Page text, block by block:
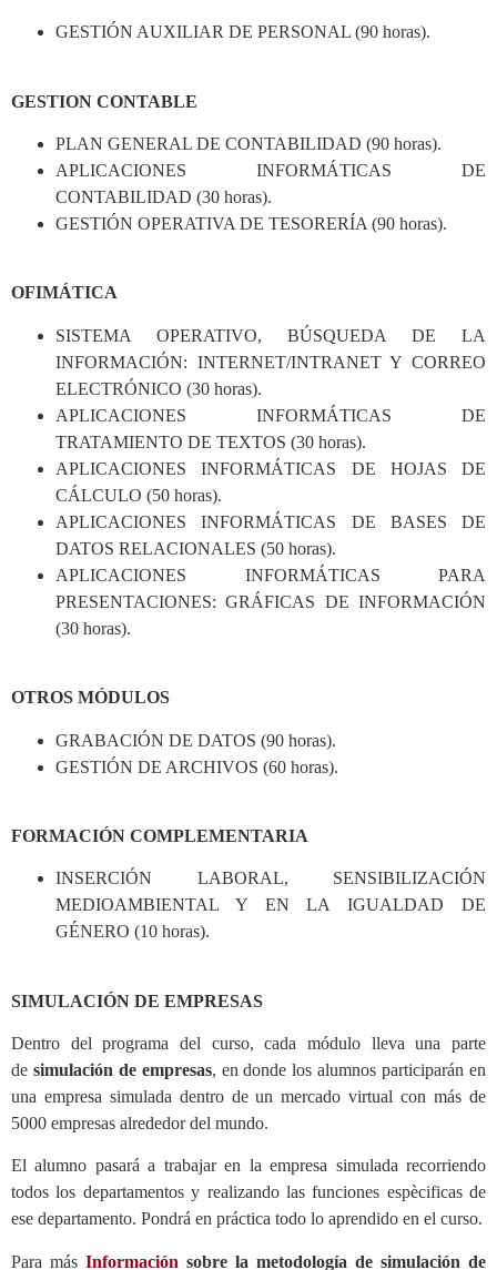
GESTIÓN AUXILIAR DE PERSONAL (90 horas).
GESTION CONTABLE
PLAN GENERAL DE CONTABILIDAD (90 horas).
APLICACIONES INFORMÁTICAS DE
CONTABILIDAD (30 horas).
GESTIÓN OPERATIVA DE TESORERÍA (90 horas).
OFIMÁTICA
SISTEMA OPERATIVO, BÚSQUEDA DE LA
INFORMACIÓN: INTERNET/INTRANET Y CORREO
ELECTRÓNICO (30 horas).
APLICACIONES INFORMÁTICAS DE
TRATAMIENTO DE TEXTOS (30 horas).
APLICACIONES INFORMÁTICAS DE HOJAS DE
CÁLCULO (50 horas).
APLICACIONES INFORMÁTICAS DE BASES DE
DATOS RELACIONALES (50 horas).
APLICACIONES INFORMÁTICAS PARA
PRESENTACIONES: GRÁFICAS DE INFORMACIÓN
(30 horas).
OTROS MÓDULOS
GRABACIÓN DE DATOS (90 horas).
GESTIÓN DE ARCHIVOS (60 horas).
FORMACIÓN COMPLEMENTARIA
INSERCIÓN LABORAL, SENSIBILIZACIÓN
MEDIOAMBIENTAL Y EN LA IGUALDAD DE
GÉNERO (10 horas).
SIMULACIÓN DE EMPRESAS
Dentro del programa del curso, cada módulo lleva una parte
de simulación de empresas, en donde los alumnos participarán en
una empresa simulada dentro de un mercado virtual con más de
5000 empresas alrededor del mundo.
El alumno pasará a trabajar en la empresa simulada recorriendo
todos los departamentos y realizando las funciones espècificas de
ese departamento. Pondrá en práctica todo lo aprendido en el curso.
Para más Información sobre la metodología de simulación de